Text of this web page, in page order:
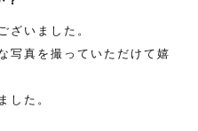
ざいました。
写真を撮っていただけて嬉
した。